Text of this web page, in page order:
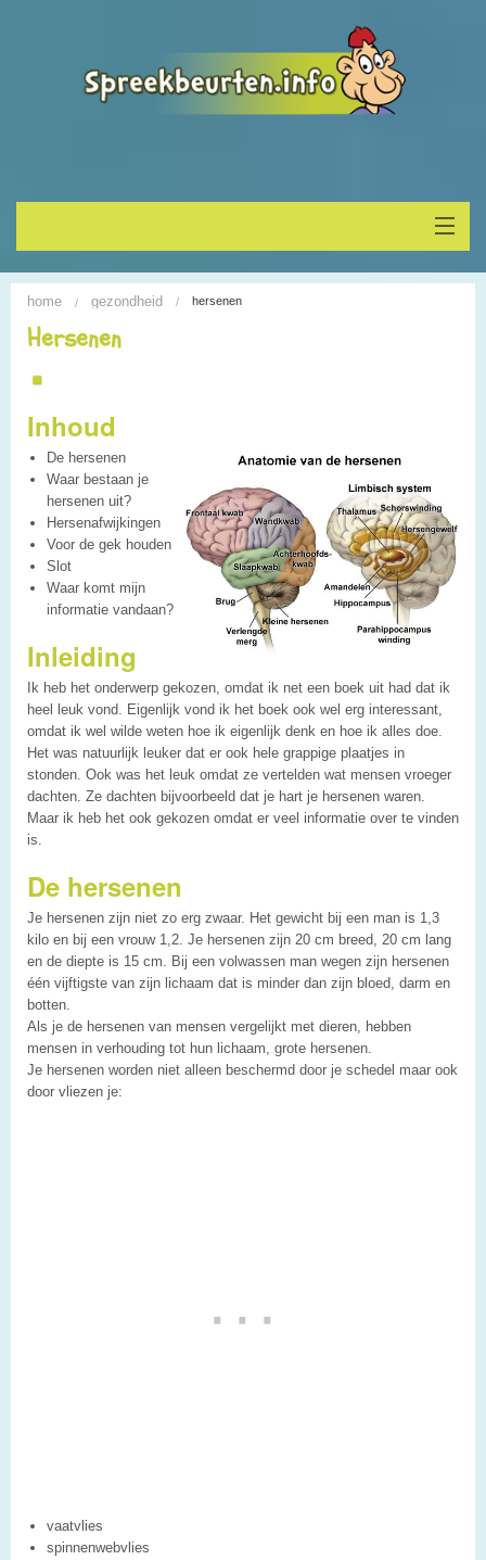
Home
Onderwerp vinden
Spreekbeurt houden
Alle Spreekbeurten
Blogs
home gezondheid hersenen
Hersenen
Inhoud
De hersenen
Waar bestaan je
hersenen uit?
Hersenafwijkingen
Voor de gek houden
Slot
Waar komt mijn
informatie vandaan?
Inleiding
Ik heb het onderwerp gekozen, omdat ik net een boek uit had dat ik
heel leuk vond. Eigenlijk vond ik het boek ook wel erg interessant,
omdat ik wel wilde weten hoe ik eigenlijk denk en hoe ik alles doe.
Het was natuurlijk leuker dat er ook hele grappige plaatjes in
stonden. Ook was het leuk omdat ze vertelden wat mensen vroeger
dachten. Ze dachten bijvoorbeeld dat je hart je hersenen waren.
Maar ik heb het ook gekozen omdat er veel informatie over te vinden
is.
De hersenen
Je hersenen zijn niet zo erg zwaar. Het gewicht bij een man is 1,3
kilo en bij een vrouw 1,2. Je hersenen zijn 20 cm breed, 20 cm lang
en de diepte is 15 cm. Bij een volwassen man wegen zijn hersenen
één vijftigste van zijn lichaam dat is minder dan zijn bloed, darm en
botten.
Als je de hersenen van mensen vergelijkt met dieren, hebben
mensen in verhouding tot hun lichaam, grote hersenen.
Je hersenen worden niet alleen beschermd door je schedel maar ook
door vliezen je:
vaatvlies
spinnenwebvlies